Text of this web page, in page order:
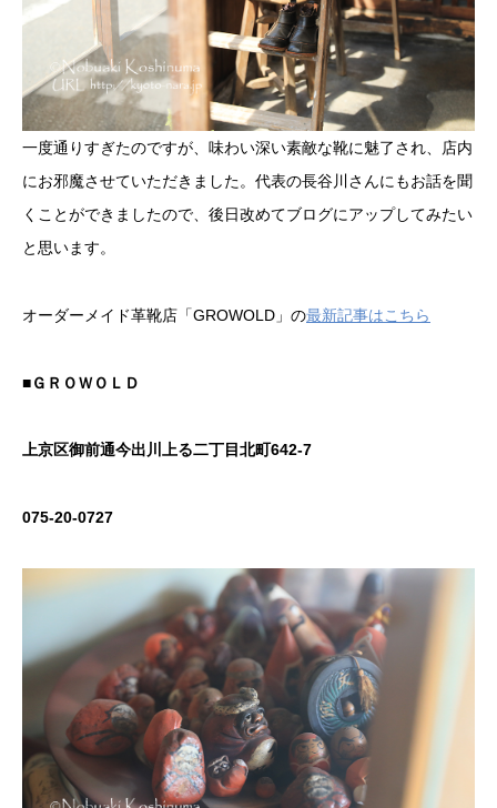
一度通りすぎたのですが、味わい深い素敵な靴に魅了され、店内
にお邪魔させていただきました。代表の長谷川さんにもお話を聞
くことができましたので、後日改めてブログにアップしてみたい
と思います。
オーダーメイド革靴店「GROWOLD」の最新記事はこちら
■ＧＲＯＷＯＬＤ
上京区御前通今出川上る二丁目北町642-7
075-20-0727